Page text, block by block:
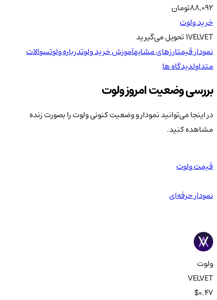
88,092تومان
خرید ولوت
1VELVETتحویلمی‌گیرید
نمودار قیمتارزهای مشابهآموزش خرید ولوتدرباره ولوتسوالات
متداولدیدگاه ها
بررسی وضعیت امروز ولوت
در اینجا می‌توانید نمودار و وضعیت کنونی ولوت را بصورت زنده
مشاهده کنید.
قیمت ولوت
نمودار حرفه‌ای
ولوت
VELVET
$0.47